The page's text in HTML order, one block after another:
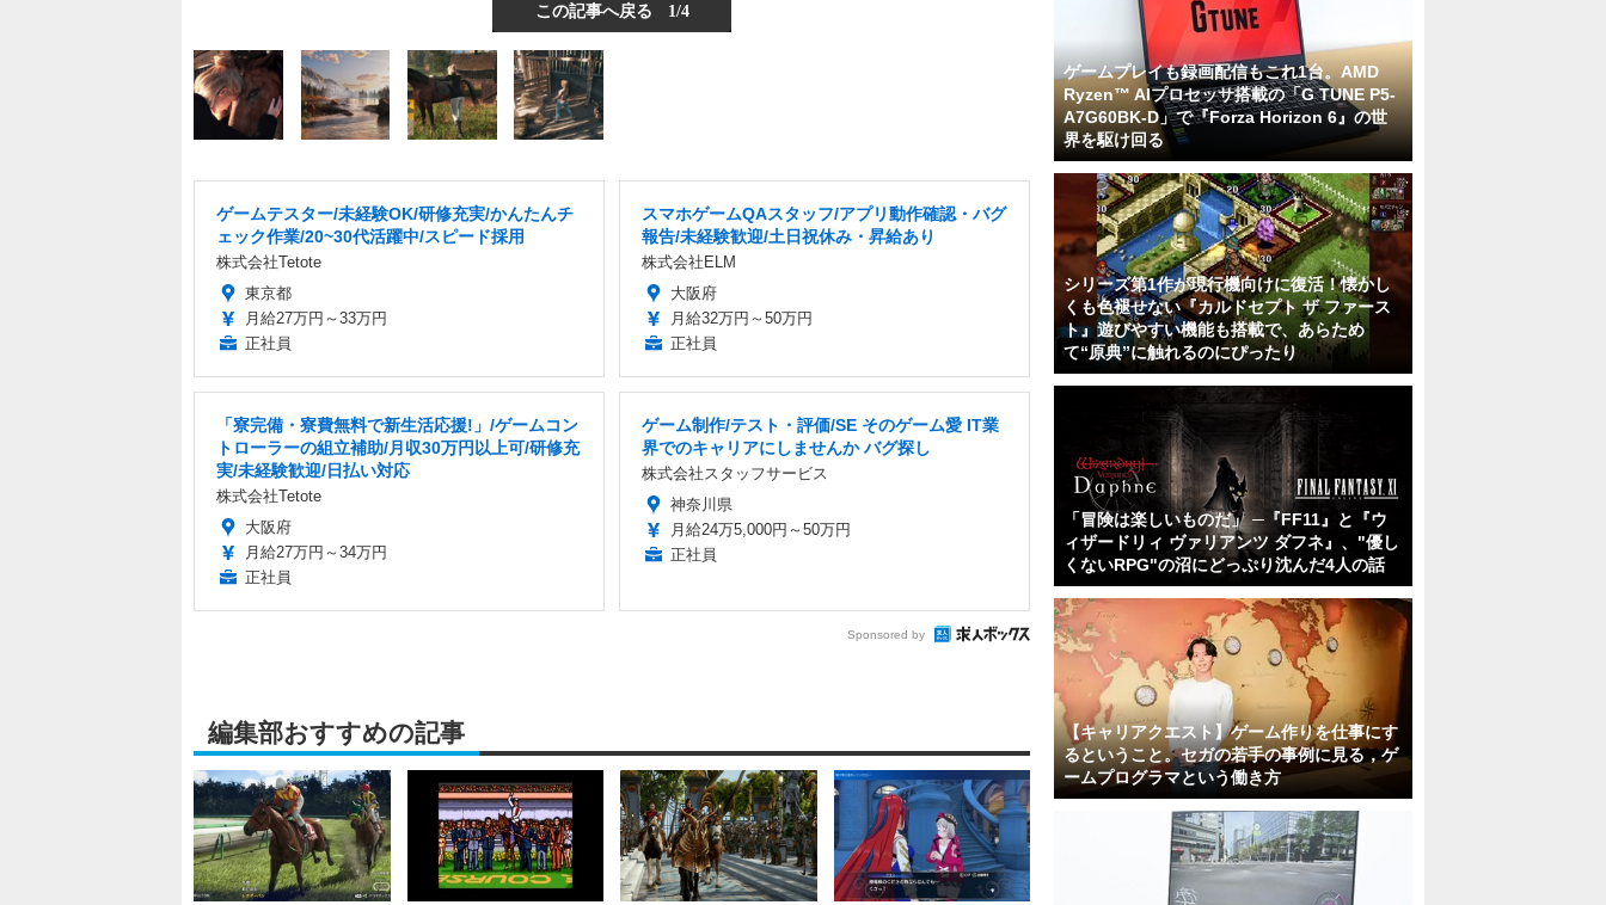
この記事へ戻る 1/4
ゲームテスター/未経験OK/研修充実/かんたんチ
ェック作業/20~30代活躍中/スピード採用
株式会社Tetote
東京都
月給27万円～33万円
正社員
スマホゲームQAスタッフ/アプリ動作確認・バグ
報告/未経験歓迎/土日祝休み・昇給あり
株式会社ELM
大阪府
月給32万円～50万円
正社員
「寮完備・寮費無料で新生活応援!」/ゲームコン
トローラーの組立補助/月収30万円以上可/研修充
実/未経験歓迎/日払い対応
株式会社Tetote
大阪府
月給27万円～34万円
正社員
ゲーム制作/テスト・評価/SE そのゲーム愛 IT業
界でのキャリアにしませんか バグ探し
株式会社スタッフサービス
神奈川県
月給24万5,000円～50万円
正社員
Sponsored by
編集部おすすめの記事
ゲームプレイも録画配信もこれ1台。AMD
Ryzen™ AIプロセッサ搭載の「G TUNE P5-
A7G60BK-D」で『Forza Horizon 6』の世
界を駆け回る
シリーズ第1作が現行機向けに復活！懐かし
くも色褪せない『カルドセプト ザ ファース
ト』遊びやすい機能も搭載で、あらため
て“原典”に触れるのにぴったり
「冒険は楽しいものだ」 ─『FF11』と『ウ
ィザードリィ ヴァリアンツ ダフネ』、"優し
くないRPG"の沼にどっぷり沈んだ4人の話
【キャリアクエスト】ゲーム作りを仕事にす
るということ。セガの若手の事例に見る，ゲ
ームプログラマという働き方